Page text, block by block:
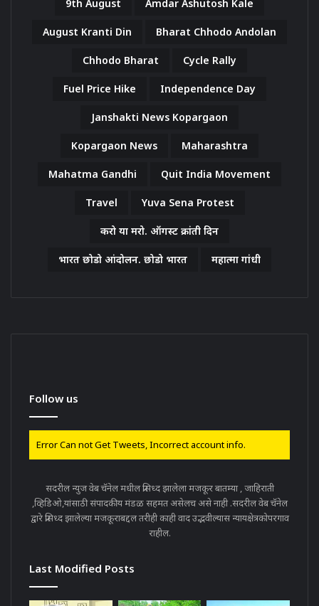
9th August Amdar Ashutosh Kale
August Kranti Din Bharat Chhodo Andolan
Chhodo Bharat Cycle Rally
Fuel Price Hike Independence Day
Janshakti News Kopargaon
Kopargaon News Maharashtra
Mahatma Gandhi Quit India Movement
Travel Yuva Sena Protest
करो या मरो. ऑगस्ट क्रांती दिन
भारत छोडो आंदोलन. छोडो भारत महात्मा गांधी
Follow us
Error Can not Get Tweets, Incorrect account info.
सदरील न्युज वेब चॅनेल मधील प्रसिध्द झालेला मजकूर बातम्या , जाहिराती
,व्हिडिओ,यांसाठी संपादकीय मंडळ सहमत असेलच असे नाही .सदरील वेब चॅनेल
द्वारे प्रसिध्द झालेल्या मजकूराबद्दल तरीही काही वाद उद्भवील्यास न्यायक्षेत्रकोपरगाव
राहील.
Last Modified Posts